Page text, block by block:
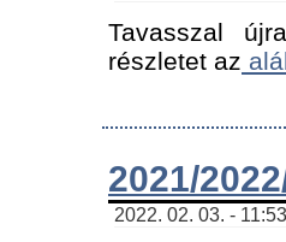
Tavasszal
részletet az
2021/
2022. 02. 03. -